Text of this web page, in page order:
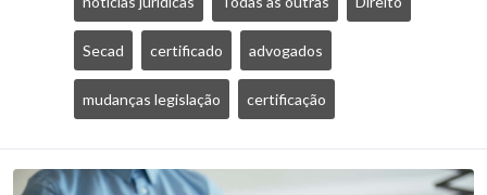
Secad certificado advogados
mudanças legislação certificação